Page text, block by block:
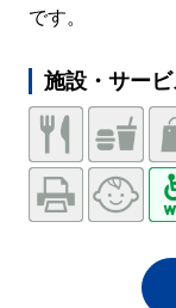
です。
施設・サービ